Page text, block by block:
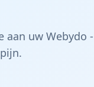
aan uw Webydo -